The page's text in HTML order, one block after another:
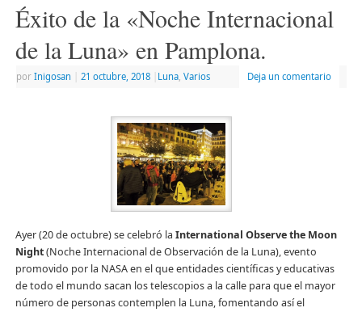
Éxito de la «Noche Internacional
de la Luna» en Pamplona.
por Inigosan 21 octubre, 2018 Luna, Varios Deja un comentario
Ayer (20 de octubre) se celebró la International Observe the Moon
Night(Noche Internacional de Observación de la Luna), evento
promovido por la NASA en el que entidades científicas y educativas
de todo el mundo sacan los telescopios a la calle para que el mayor
número de personas contemplen la Luna, fomentando así el